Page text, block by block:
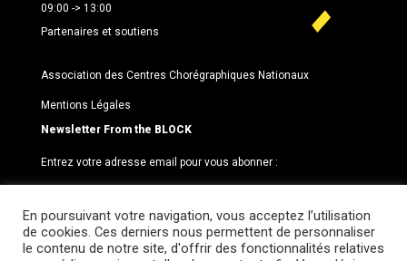
09:00 -> 13:00
Partenaires et soutiens
Association des Centres Chorégraphiques Nationaux
Mentions Légales
Newsletter From the BLOCK
Entrez votre adresse email pour vous abonner :
En poursuivant votre navigation, vous acceptez l’utilisation
de cookies. Ces derniers nous permettent de personnaliser
le contenu de notre site, d'offrir des fonctionnalités relatives